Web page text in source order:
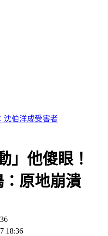
甜喊：爸爸I Love You
」他傻眼！
原地崩潰
18:36